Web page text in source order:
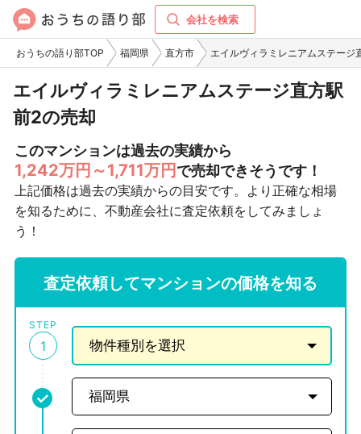
会社を検索
おうちの語り部TOP 福岡県 直方市 エイルヴィラミレニアムステージ
エイルヴィラミレニアムステージ直方駅
前2の売却
このマンションは過去の実績から
1,242万円～1,711万円で売却できそうです！
上記価格は過去の実績からの目安です。より正確な相場
を知るために、不動産会社に査定依頼をしてみましょ
う！
査定依頼してマンションの価格を知る
STEP
1